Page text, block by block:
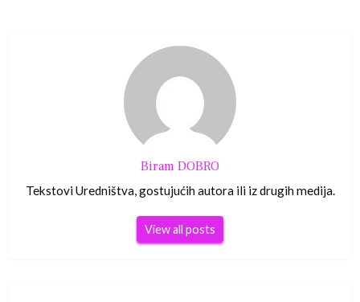
Biram DOBRO
Tekstovi Uredništva, gostujućih autora ili iz drugih medija.
View all posts